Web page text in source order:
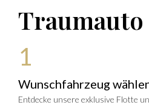
Traumauto
1
Wunschfahrzeug
Entdecke unsere exklusive Flotte